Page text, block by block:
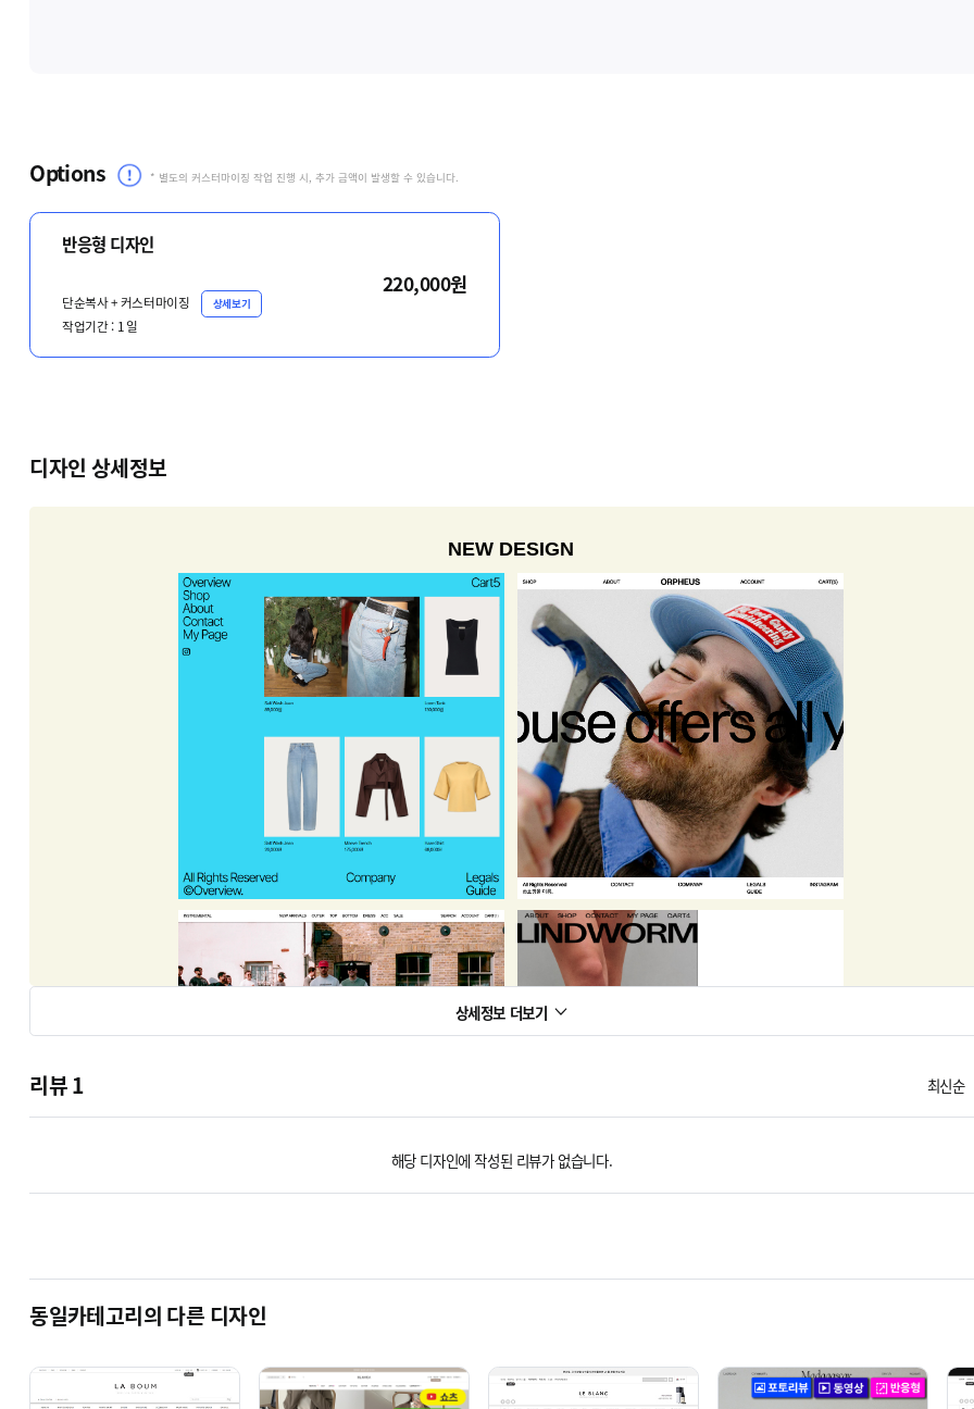
Options * 별도의 커스터마이징 작업 진행 시, 추가 금액이 발생할 수 있습니다.
반응형 디자인
단순복사 + 커스터마이징 상세보기
작업기간 : 1일
220,000원
디자인 상세정보
NEW DESIGN
상세정보 더보기
리뷰1 최신순
해당 디자인에 작성된 리뷰가 없습니다.
동일카테고리의 다른 디자인